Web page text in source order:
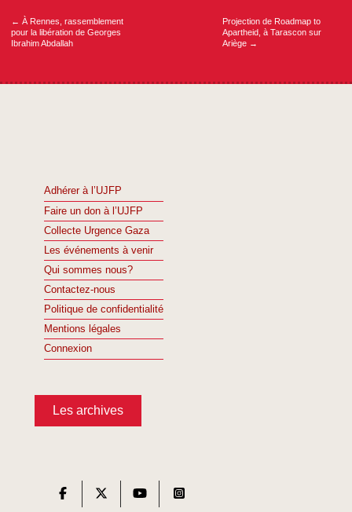
← À Rennes, rassemblement
pour la libération de Georges
Ibrahim Abdallah
Projection de Roadmap to
Apartheid, à Tarascon sur
Ariège →
Adhérer à l’UJFP
Faire un don à l’UJFP
Collecte Urgence Gaza
Les événements à venir
Qui sommes nous?
Contactez-nous
Politique de confidentialité
Mentions légales
Connexion
Les archives